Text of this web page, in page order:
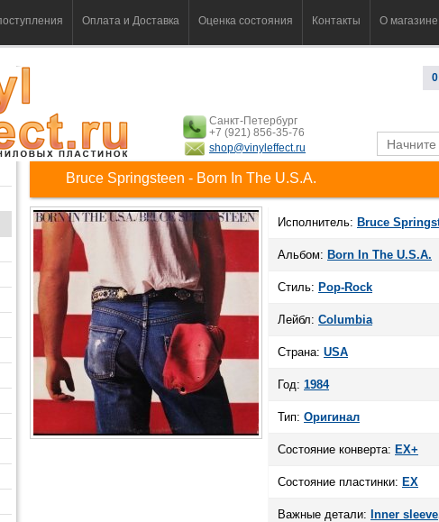
Оплата и Доставка Оценка состояния Контакты О магазине
0
Санкт-Петербург
+7 (921) 856-35-76
shop@vinyleffect.ru
Bruce Springsteen - Born In The U.S.A.
Исполнитель: Bruce
Альбом: Born In The U.S.A.
Стиль: Pop-Rock
Лейбл: Columbia
Страна: USA
Год: 1984
Тип: Оригинал
Состояние конверта: EX+
Состояние пластинки: EX
Важные детали: Inner sleeve